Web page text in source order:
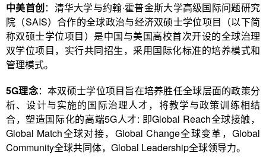
中美首创：清华大学与约翰∙霍普金斯大学高级国际问题研究
院（SAIS）合作的全球政治与经济双硕士学位项目（以下简
称双硕士学位项目）是中国与美国高校首次开设的全球治理
双学位项目，实行共同招生，采用国际化标准的培养模式和
管理模式。
5G理念：本双硕士学位项目旨在培养胜任全球层面的政策分
析、设计与实施的国际治理人才，将教学与政策训练相结
合，塑造国际化的高端5G人才: 即Global Reach全球接触，
Global Match全球对接，Global Change全球变革，Global
Community全球共同体，Global Leadership全球领导力。